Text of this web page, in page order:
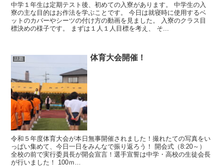
中学１年生は定期テスト後、初めての入寮があります。 中学生の入
寮の主な目的はお作法を学ぶことです。 今日は就寝時に使用するベ
ットのカバーやシーツの付け方の動画を見ました。 入寮のクラス目
標決めの様子です。 まずは１人１人目標を考え、 そ...
話題 体育大会開催！
令和５年度体育大会が本日無事開催されました！撮れたての写真をい
っぱい集めて、今日一日をみんなで振り返ろう！ 開会式（8:20～）
全校の前で実行委員長が開会宣言！選手宣誓は中学・高校の生徒会長
が行いました！ 100ｍ...